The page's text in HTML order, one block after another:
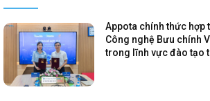
Appota chính thức hợp
Công nghệ Bưu chính
trong lĩnh vực đào tạo